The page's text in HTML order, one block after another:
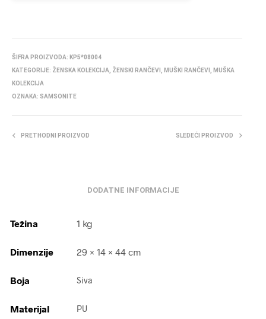
ŠIFRA PROIZVODA: KP5*08004
KATEGORIJE: ŽENSKA KOLEKCIJA ŽENSKI RANČEVI MUŠKI RANČEVI
MUŠKA
KOLEKCIJA
OZNAKA: SAMSONITE
PRETHODNI PROIZVOD SLEDEĆI PROIZVOD
DODATNE INFORMACIJE
Težina 1 kg
Dimenzije 29 × 14 × 44 cm
Boja Siva
Materijal PU